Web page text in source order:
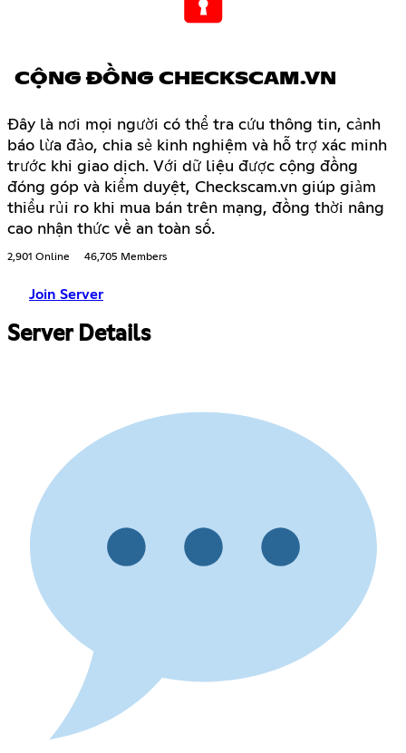
CỘNG ĐỒNG CHECKSCAM.VN
Đây là nơi mọi người có thể tra cứu thông tin, cảnh
báo lừa đảo, chia sẻ kinh nghiệm và hỗ trợ xác minh
trước khi giao dịch. Với dữ liệu được cộng đồng
đóng góp và kiểm duyệt, Checkscam.vn giúp giảm
thiểu rủi ro khi mua bán trên mạng, đồng thời nâng
cao nhận thức về an toàn số.
2,901 Online 46,705 Members
Join Server
Server Details